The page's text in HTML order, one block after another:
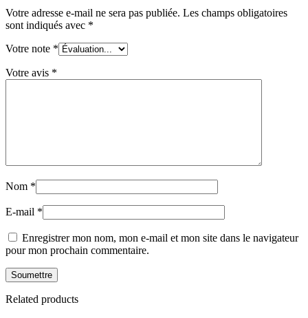
Votre adresse e-mail ne sera pas publiée. Les champs obligatoires
sont indiqués avec *
Votre note *
Votre avis *
Nom *
E-mail *
Enregistrer mon nom, mon e-mail et mon site dans le navigateur
pour mon prochain commentaire.
Related products